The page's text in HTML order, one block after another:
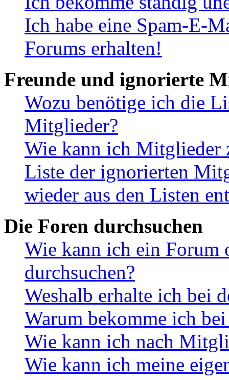
Ich habe eine Spam-E-
Forums erhalten!
Freunde und ignorierte
Wozu benötige ich die
Mitglieder?
Wie kann ich Mitglieder
Liste der ignorierten
wieder aus den Listen
Die Foren durchsuchen
Wie kann ich ein Forum
durchsuchen?
Weshalb erhalte ich bei
Warum bekomme ich
Wie kann ich nach
Wie kann ich meine